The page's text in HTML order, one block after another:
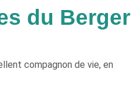
du Berger
compagnon de vie, en